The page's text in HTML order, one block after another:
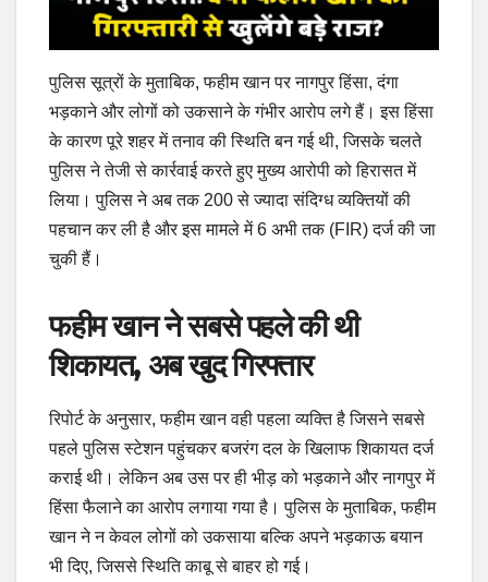
पुलिस सूत्रों के मुताबिक, फहीम खान पर नागपुर हिंसा, दंगा
भड़काने और लोगों को उकसाने के गंभीर आरोप लगे हैं। इस हिंसा
के कारण पूरे शहर में तनाव की स्थिति बन गई थी, जिसके चलते
पुलिस ने तेजी से कार्रवाई करते हुए मुख्य आरोपी को हिरासत में
लिया। पुलिस ने अब तक 200 से ज्यादा संदिग्ध व्यक्तियों की
पहचान कर ली है और इस मामले में 6 अभी तक (FIR) दर्ज की जा
चुकी हैं।
फहीम खान ने सबसे पहले की थी
शिकायत, अब खुद गिरफ्तार
रिपोर्ट के अनुसार, फहीम खान वही पहला व्यक्ति है जिसने सबसे
पहले पुलिस स्टेशन पहुंचकर बजरंग दल के खिलाफ शिकायत दर्ज
कराई थी। लेकिन अब उस पर ही भीड़ को भड़काने और नागपुर में
हिंसा फैलाने का आरोप लगाया गया है। पुलिस के मुताबिक, फहीम
खान ने न केवल लोगों को उकसाया बल्कि अपने भड़काऊ बयान
भी दिए, जिससे स्थिति काबू से बाहर हो गई।